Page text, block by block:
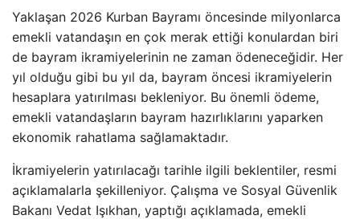
Yaklaşan 2026 Kurban Bayramı öncesinde milyonlarca
emekli vatandaşın en çok merak ettiği konulardan biri
de bayram ikramiyelerinin ne zaman ödeneceğidir. Her
yıl olduğu gibi bu yıl da, bayram öncesi ikramiyelerin
hesaplara yatırılması bekleniyor. Bu önemli ödeme,
emekli vatandaşların bayram hazırlıklarını yaparken
ekonomik rahatlama sağlamaktadır.
İkramiyelerin yatırılacağı tarihle ilgili beklentiler, resmi
açıklamalarla şekilleniyor. Çalışma ve Sosyal Güvenlik
Bakanı Vedat Işıkhan, yaptığı açıklamada, emekli